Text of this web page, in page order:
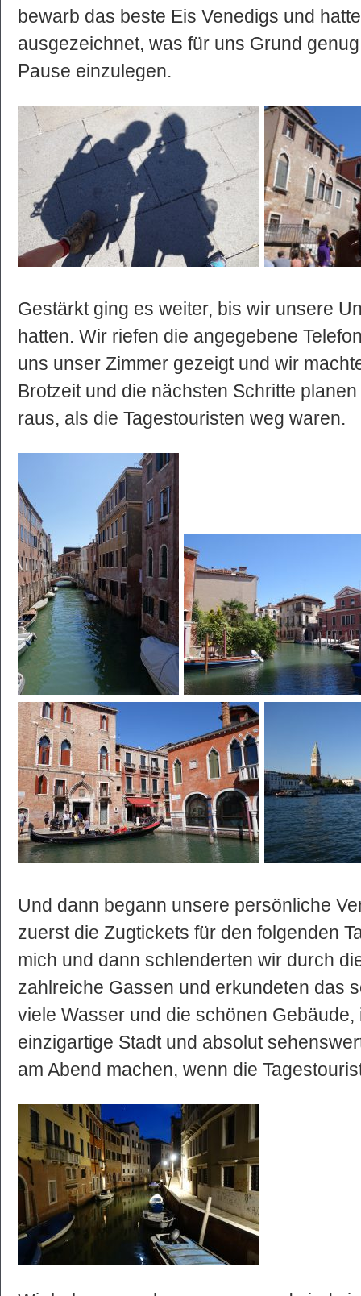
bewarb das beste Eis Venedigs und
ausgezeichnet, was für uns Grund
Pause einzulegen.
Gestärkt ging es weiter, bis wir unsere
hatten. Wir riefen die angegebene
uns unser Zimmer gezeigt und wir
Brotzeit und die nächsten Schritte
raus, als die Tagestouristen weg waren.
Und dann begann unsere persönliche
zuerst die Zugtickets für den folgenden
mich und dann schlenderten wir durch
zahlreiche Gassen und erkundeten das
viele Wasser und die schönen
einzigartige Stadt und absolut
am Abend machen, wenn die